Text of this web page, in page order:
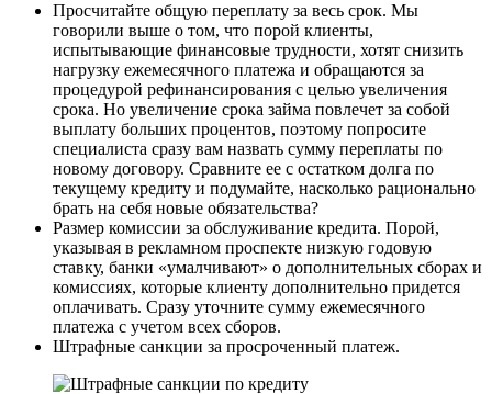
Просчитайте общую переплату за весь срок. Мы
говорили выше о том, что порой клиенты,
испытывающие финансовые трудности, хотят снизить
нагрузку ежемесячного платежа и обращаются за
процедурой рефинансирования с целью увеличения
срока. Но увеличение срока займа повлечет за собой
выплату больших процентов, поэтому попросите
специалиста сразу вам назвать сумму переплаты по
новому договору. Сравните ее с остатком долга по
текущему кредиту и подумайте, насколько рационально
брать на себя новые обязательства?
Размер комиссии за обслуживание кредита. Порой,
указывая в рекламном проспекте низкую годовую
ставку, банки «умалчивают» о дополнительных сборах и
комиссиях, которые клиенту дополнительно придется
оплачивать. Сразу уточните сумму ежемесячного
платежа с учетом всех сборов.
Штрафные санкции за просроченный платеж.